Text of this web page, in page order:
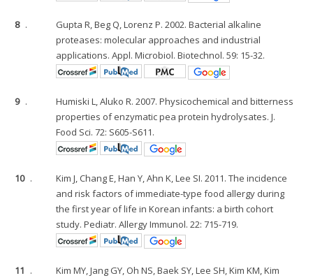
8 .
Gupta R, Beg Q, Lorenz P. 2002. Bacterial alkaline
proteases: molecular approaches and industrial
applications. Appl. Microbiol. Biotechnol. 59: 15-32.
9 .
Humiski L, Aluko R. 2007. Physicochemical and bitterness
properties of enzymatic pea protein hydrolysates. J.
Food Sci. 72: S605-S611.
10 .
Kim J, Chang E, Han Y, Ahn K, Lee SI. 2011. The incidence
and risk factors of immediate-type food allergy during
the first year of life in Korean infants: a birth cohort
study. Pediatr. Allergy Immunol. 22: 715-719.
11 .
Kim MY, Jang GY, Oh NS, Baek SY, Lee SH, Kim KM, Kim